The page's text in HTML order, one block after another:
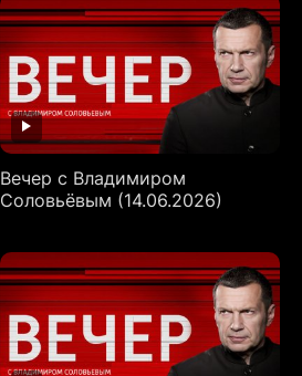
Вечер с Владимиром
Соловьёвым (14.06.2026)